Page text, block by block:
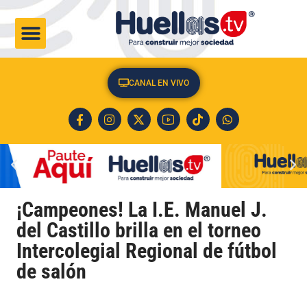
CANAL EN VIVO
¡Campeones! La I.E. Manuel J.
del Castillo brilla en el torneo
Intercolegial Regional de fútbol
de salón